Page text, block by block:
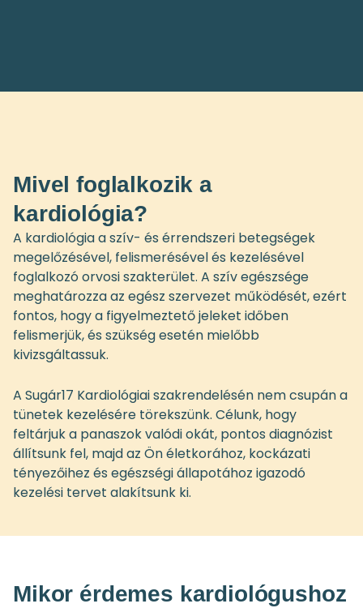
Mivel foglalkozik a
kardiológia?
A kardiológia a szív- és érrendszeri betegségek
megelőzésével, felismerésével és kezelésével
foglalkozó orvosi szakterület. A szív egészsége
meghatározza az egész szervezet működését, ezért
fontos, hogy a figyelmeztető jeleket időben
felismerjük, és szükség esetén mielőbb
kivizsgáltassuk.
A Sugár17 Kardiológiai szakrendelésén nem csupán a
tünetek kezelésére törekszünk. Célunk, hogy
feltárjuk a panaszok valódi okát, pontos diagnózist
állítsunk fel, majd az Ön életkorához, kockázati
tényezőihez és egészségi állapotához igazodó
kezelési tervet alakítsunk ki.
Mikor érdemes kardiológushoz